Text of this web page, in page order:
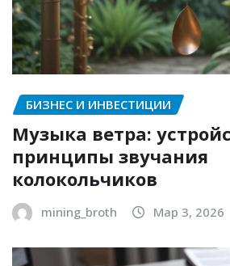
БИЗНЕС И ИНВЕСТИЦИИ
Музыка ветра:
принципы звучания
колокольчиков
mining_broth Мар 3, 2026